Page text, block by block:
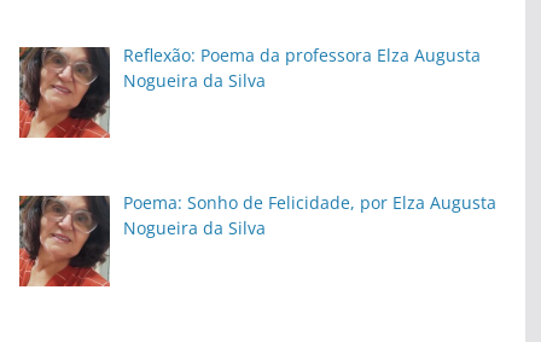
Reflexão: Poema da professora Elza Augusta
Nogueira da Silva
Poema: Sonho de Felicidade, por Elza Augusta
Nogueira da Silva